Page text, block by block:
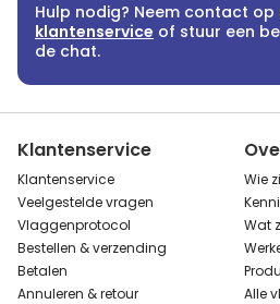
Hulp nodig? Neem contact op
klantenservice of stuur een
de chat.
Klantenservice
Klantenservice
Veelgestelde vragen
Vlaggenprotocol
Bestellen & verzending
Betalen
Annuleren & retour
Wie
Wat
Alle